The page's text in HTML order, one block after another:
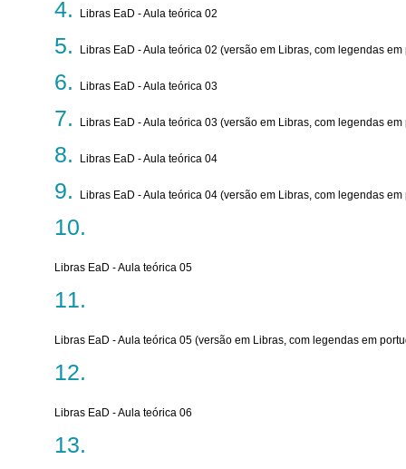
Libras EaD - Aula teórica 02
Libras EaD - Aula teórica 02 (versão em Libras, com legendas em
Libras EaD - Aula teórica 03
Libras EaD - Aula teórica 03 (versão em Libras, com legendas em
Libras EaD - Aula teórica 04
Libras EaD - Aula teórica 04 (versão em Libras, com legendas em
Libras EaD - Aula teórica 05
Libras EaD - Aula teórica 05 (versão em Libras, com legendas em
Libras EaD - Aula teórica 06